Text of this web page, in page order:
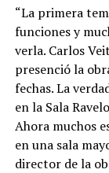
“La primera
funciones y
verla. Carlos
presenció la
fechas. La
en la Sala
Ahora muchos
en una sala
director de la